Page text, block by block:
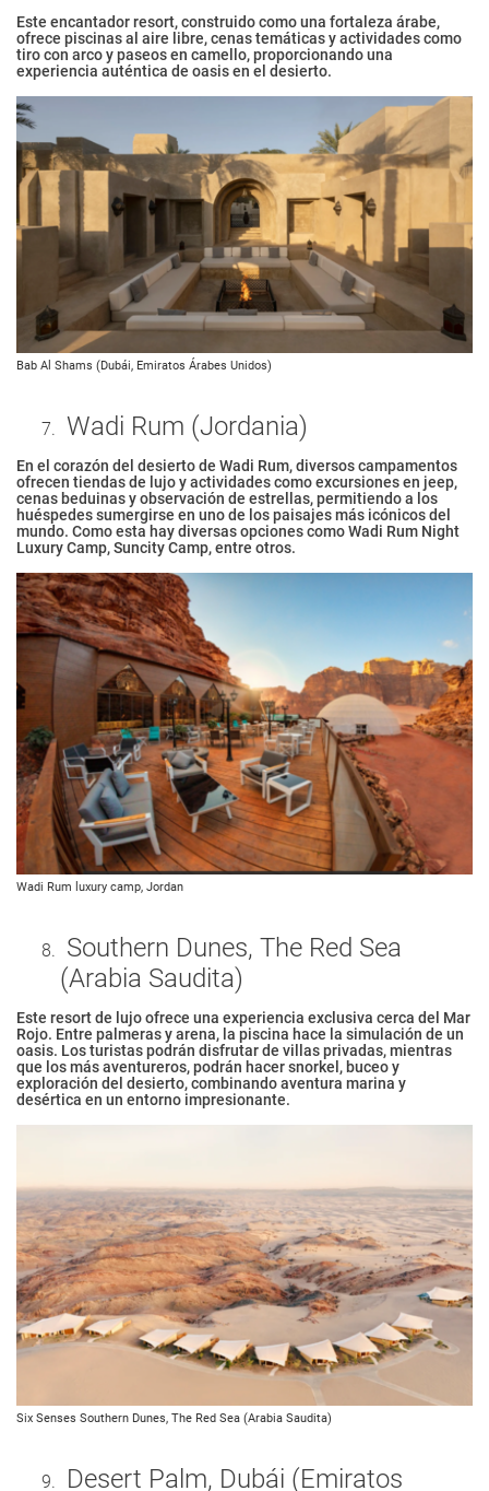
Este encantador resort, construido como una fortaleza árabe,
ofrece piscinas al aire libre, cenas temáticas y actividades como
tiro con arco y paseos en camello, proporcionando una
experiencia auténtica de oasis en el desierto.
Bab Al Shams (Dubái, Emiratos Árabes Unidos)
Wadi Rum (Jordania)
En el corazón del desierto de Wadi Rum, diversos campamentos
ofrecen tiendas de lujo y actividades como excursiones en jeep,
cenas beduinas y observación de estrellas, permitiendo a los
huéspedes sumergirse en uno de los paisajes más icónicos del
mundo. Como esta hay diversas opciones como Wadi Rum Night
Luxury Camp, Suncity Camp, entre otros.
Wadi Rum luxury camp, Jordan
Southern Dunes, The Red Sea
(Arabia Saudita)
Este resort de lujo ofrece una experiencia exclusiva cerca del Mar
Rojo. Entre palmeras y arena, la piscina hace la simulación de un
oasis. Los turistas podrán disfrutar de villas privadas, mientras
que los más aventureros, podrán hacer snorkel, buceo y
exploración del desierto, combinando aventura marina y
desértica en un entorno impresionante.
Six Senses Southern Dunes, The Red Sea (Arabia Saudita)
Desert Palm, Dubái (Emiratos